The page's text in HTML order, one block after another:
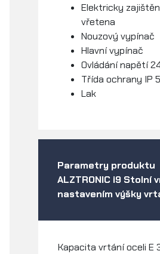
Elektricky
vřetena
Nouzový vypínač
Hlavní vypínač
Ovládání napětí
Třída ochrany IP
Lak
Parametry produktu
ALZTRONIC i9 Stolní
nastavením výšky
Kapacita vrtání oceli E